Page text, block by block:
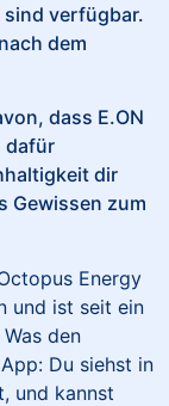
verfügbar.
dem
dass E.ON
dafür
dir
Gewissen zum
Energy
und ist seit ein
den
Du siehst in
und kannst